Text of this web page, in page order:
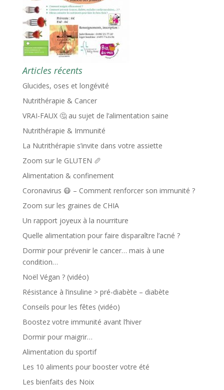
Articles récents
Glucides, oses et longévité
Nutrithérapie & Cancer
VRAI-FAUX 🤔 au sujet de l’alimentation saine
Nutrithérapie & Immunité
La Nutrithérapie s’invite dans votre assiette
Zoom sur le GLUTEN 🥖
Alimentation & confinement
Coronavirus 😷 – Comment renforcer son immunité ?
Zoom sur les graines de CHIA
Un rapport joyeux à la nourriture
Quelle alimentation pour faire disparaître l’acné ?
Dormir pour prévenir le cancer… mais à une
condition…
Noël Végan ? (vidéo)
Résistance à l’insuline > pré-diabète – diabète
Conseils pour les fêtes (vidéo)
Boostez votre immunité avant l’hiver
Dormir pour maigrir…
Alimentation du sportif
Les 10 aliments pour booster votre été
Les bienfaits des Noix